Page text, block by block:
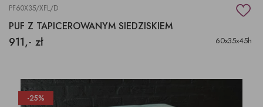
PF60X35/XFL/D
PUF Z TAPICEROWANYM SIEDZISKIEM
911,- zł 60x35x45h
-25%